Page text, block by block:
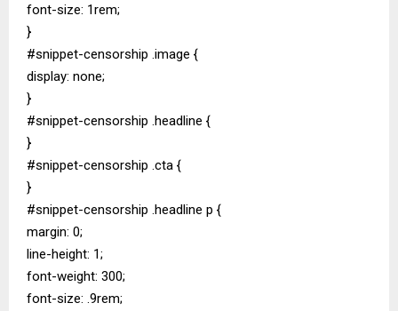
font-size: 1rem;
}
#snippet-censorship .image {
display: none;
}
#snippet-censorship .headline {
}
#snippet-censorship .cta {
}
#snippet-censorship .headline p {
margin: 0;
line-height: 1;
font-weight: 300;
font-size: .9rem;